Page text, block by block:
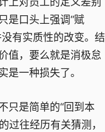
是口头上强调“赋
有实质性的改变。结
值，要么就是消极怠
是一种损失了。
只是简单的“回到本
过往经历有关猜测，